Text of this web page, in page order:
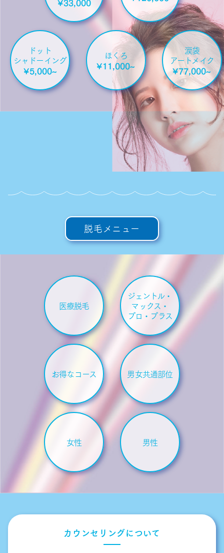
ドット
シャドーイング
¥5,000~
ほくろ
¥11,000~
涙袋
アートメイク
¥77,000~
脱毛メニュー
医療脱毛
ジェントル・
マックス・
プロ・プラス
お得なコース 男女共通部位
女性 男性
カウンセリングについて